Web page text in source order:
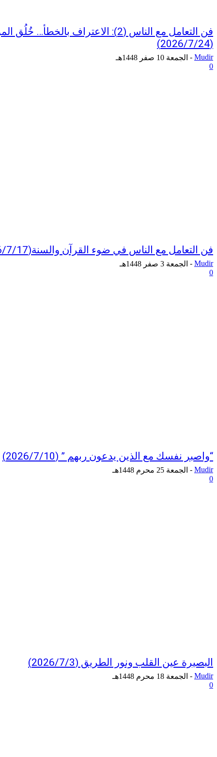
فن التعامل مع الناس (2): الاعتراف
(2026/7/24)
Mudir
- الجمعة 10 صفر 1448هـ
0
فن التعامل مع الناس في ضوء القرآن والسنة(2026/7/17)
Mudir
- الجمعة 3 صفر 1448هـ
0
“واصبر نفسك مع الذين يدعون ربهم ” (2026/7/10)
Mudir
- الجمعة 25 محرم 1448هـ
0
البصيرة عين القلب ونور الطريق (2026/7/3)
Mudir
- الجمعة 18 محرم 1448هـ
0